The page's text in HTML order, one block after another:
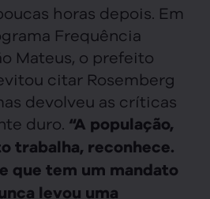
horas depois. Em
Frequência
Mateus, o prefeito
citar Rosemberg
devolveu as críticas
duro. “A população,
trabalha, reconhece.
que tem um mandato
levou uma